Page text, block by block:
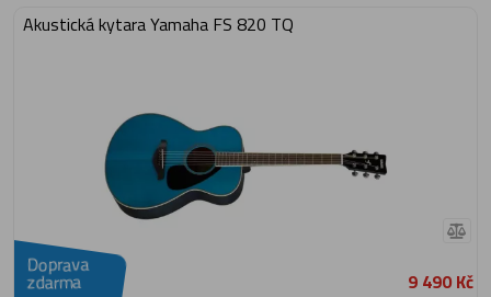
Akustická kytara Yamaha FS 820 TQ
Doprava
zdarma 9 490 Kč